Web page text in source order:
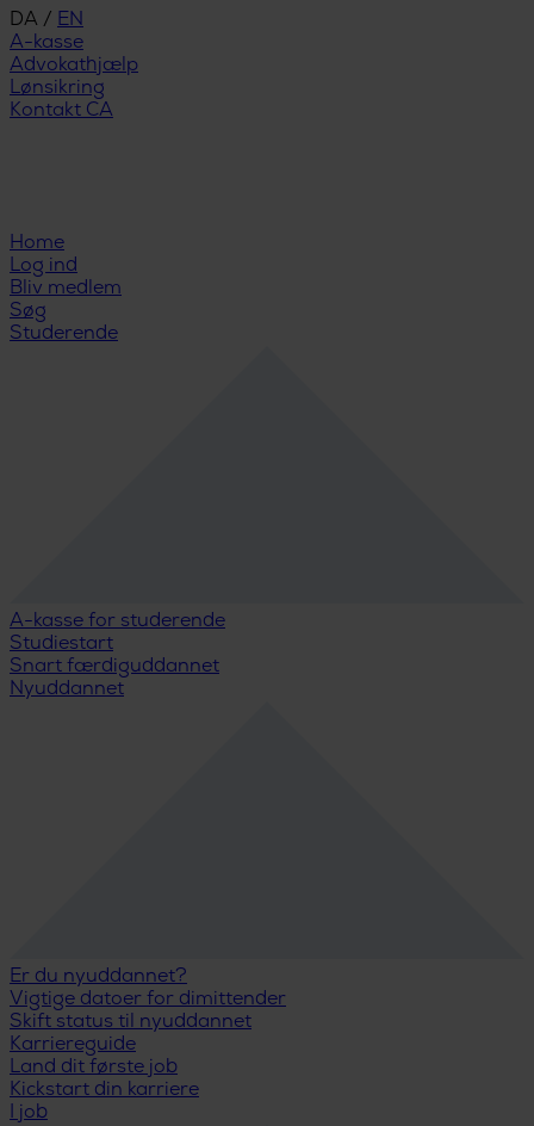
DA / EN
A-kasse
Advokathjælp
Lønsikring
Kontakt CA
Home
Log ind
Bliv medlem
Søg
Studerende
A-kasse for studerende
Studiestart
Snart færdiguddannet
Nyuddannet
Er du nyuddannet?
Vigtige datoer for dimittender
Skift status til nyuddannet
Karriereguide
Land dit første job
Kickstart din karriere
I job